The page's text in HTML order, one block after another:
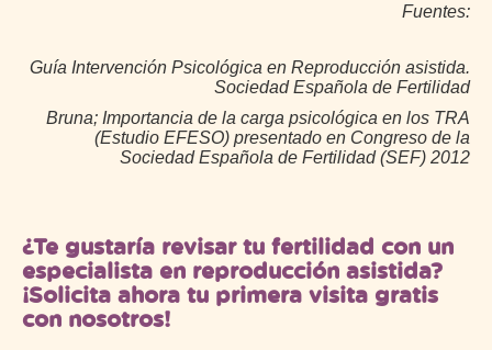
Fuentes:
Guía Intervención Psicológica en Reproducción asistida.
Sociedad Española de Fertilidad
Bruna; Importancia de la carga psicológica en los TRA
(Estudio EFESO) presentado en Congreso de la
Sociedad Española de Fertilidad (SEF) 2012
¿Te gustaría revisar tu fertilidad con un
especialista en reproducción asistida?
¡Solicita ahora tu primera visita gratis
con nosotros!